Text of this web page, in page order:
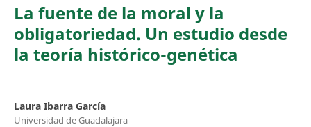
La fuente de la moral y la
obligatoriedad. Un estudio desde
la teoría histórico-genética
Laura Ibarra García
Universidad de Guadalajara